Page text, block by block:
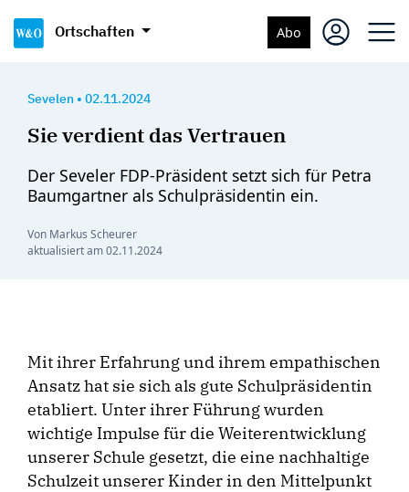
Ortschaften Abo
Sevelen • 02.11.2024
Sie verdient das Vertrauen
Der Seveler FDP-Präsident setzt sich für Petra
Baumgartner als Schulpräsidentin ein.
Von Markus Scheurer
aktualisiert am02.11.2024
Mit ihrer Erfahrung und ihrem empathischen
Ansatz hat sie sich als gute Schulpräsidentin
etabliert. Unter ihrer Führung wurden
wichtige Impulse für die Weiterentwicklung
unserer Schule gesetzt, die eine nachhaltige
Schulzeit unserer Kinder in den Mittelpunkt